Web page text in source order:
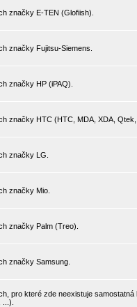
značky E-TEN (Glofiish).
značky Fujitsu-Siemens.
značky HP (iPAQ).
značky HTC (HTC, MDA, XDA,
značky LG.
značky Mio.
značky Palm (Treo).
značky Samsung.
pro které zde neexistuje